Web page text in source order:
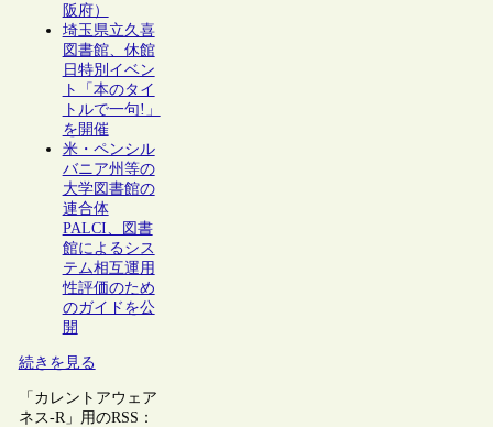
阪府）
埼玉県立久喜
図書館、休館
日特別イベン
ト「本のタイ
トルで一句!」
を開催
米・ペンシル
バニア州等の
大学図書館の
連合体
PALCI、図書
館によるシス
テム相互運用
性評価のため
のガイドを公
開
続きを見る
「カレントアウェア
ネス-R」用のRSS：